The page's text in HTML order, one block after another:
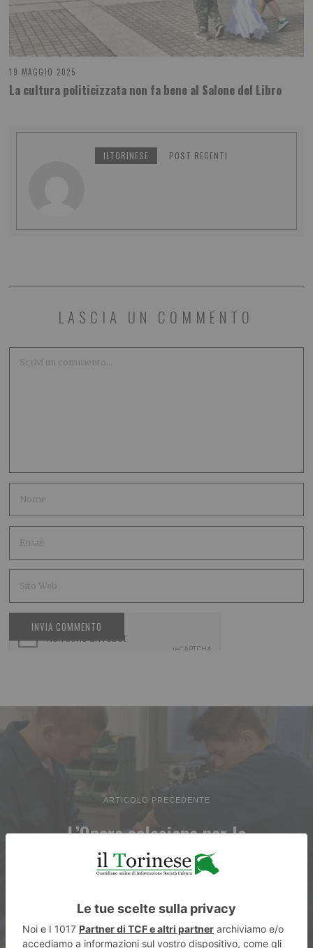
19 MAGGIO 2025
La cultura politicizzata non fa bene al Salone del Libro
ILTORINESE POST RECENTI
LASCIA UN COMMENTO
ARTICOLO PRECEDENTE
L’Opera salesiana per la
formazione dei giovani